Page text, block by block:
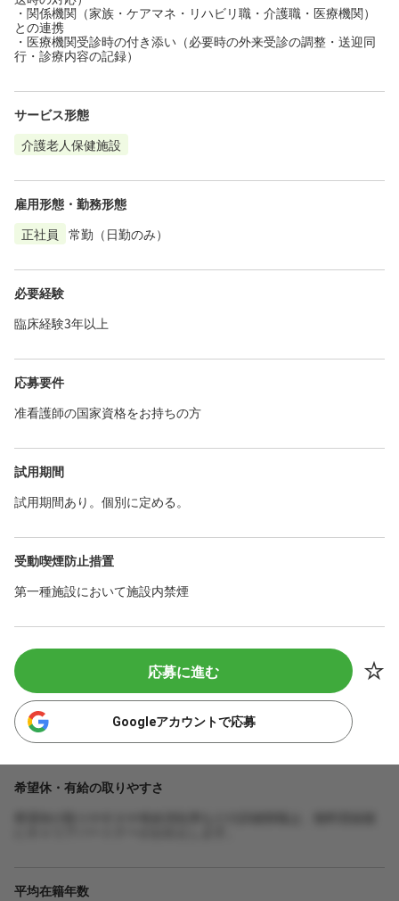
・関係機関（家族・ケアマネ・リハビリ職・介護職・医療機関）
との連携
・医療機関受診時の付き添い（必要時の外来受診の調整・送迎同
行・診療内容の記録）
サービス形態
介護老人保健施設
雇用形態・勤務形態
正社員
常勤（日勤のみ）
必要経験
臨床経験3年以上
応募要件
准看護師の国家資格をお持ちの方
試用期間
試用期間あり。個別に定める。
受動喫煙防止措置
第一種施設において施設内禁煙
応募に進む
Googleアカウントで応募
希望休・有給の取りやすさ
平均在籍年数